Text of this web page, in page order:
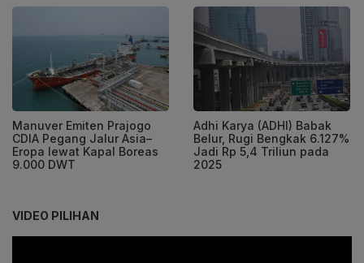
Manuver Emiten Prajogo
CDIA Pegang Jalur Asia–
Eropa lewat Kapal Boreas
9.000 DWT
Adhi Karya (ADHI) Babak
Belur, Rugi Bengkak 6.127%
Jadi Rp 5,4 Triliun pada
2025
VIDEO PILIHAN